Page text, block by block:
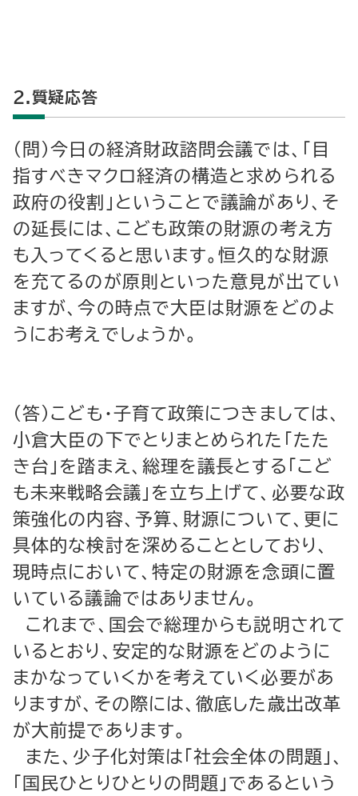
２.質疑応答
（問）今日の経済財政諮問会議では、「目
指すべきマクロ経済の構造と求められる
政府の役割」ということで議論があり、そ
の延長には、こども政策の財源の考え方
も入ってくると思います。恒久的な財源
を充てるのが原則といった意見が出てい
ますが、今の時点で大臣は財源をどのよ
うにお考えでしょうか。
（答）こども・子育て政策につきましては、
小倉大臣の下でとりまとめられた「たた
き台」を踏まえ、総理を議長とする「こど
も未来戦略会議」を立ち上げて、必要な政
策強化の内容、予算、財源について、更に
具体的な検討を深めることとしており、
現時点において、特定の財源を念頭に置
いている議論ではありません。
これまで、国会で総理からも説明されて
いるとおり、安定的な財源をどのように
まかなっていくかを考えていく必要があ
りますが、その際には、徹底した歳出改革
が大前提であります。
また、少子化対策は「社会全体の問題」、
「国民ひとりひとりの問題」であるという